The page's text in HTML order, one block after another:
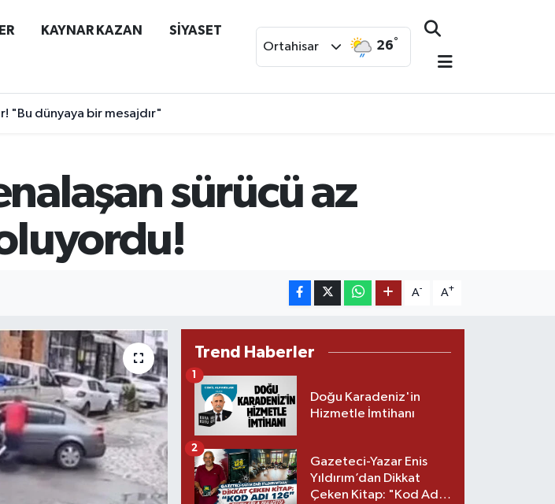
KAYNAR KAZAN SİYASET
Ortahisar 26°
"Bu dünyaya bir mesajdır"
sürücü az
A- A+
Trend Haberler
Doğu Karadeniz'in
Hizmetle İmtihanı
1
Gazeteci-Yazar Enis
Yıldırım’dan Dikkat
Çeken Kitap: "Kod Adı
2